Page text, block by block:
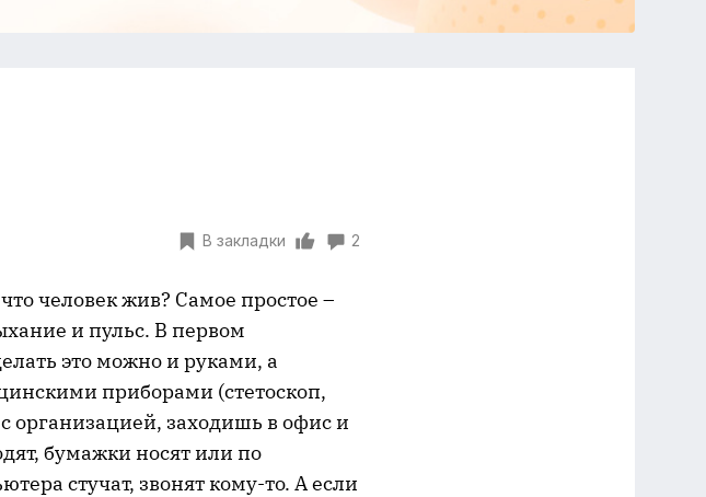
В закладки 2
человек жив? Самое простое –
и пульс. В первом
это можно и руками, а
приборами (стетоскоп,
организацией, заходишь в офис и
бумажки носят или по
стучат, звонят кому-то. А если